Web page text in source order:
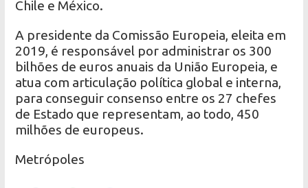
Chile e México.
A presidente da Comissão Europeia, eleita em
2019, é responsável por administrar os 300
bilhões de euros anuais da União Europeia, e
atua com articulação política global e interna,
para conseguir consenso entre os 27 chefes
de Estado que representam, ao todo, 450
milhões de europeus.
Metrópoles